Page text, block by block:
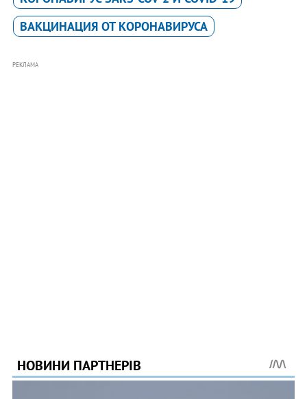
ВАКЦИНАЦИЯ ОТ КОРОНАВИРУСА
РЕКЛАМА